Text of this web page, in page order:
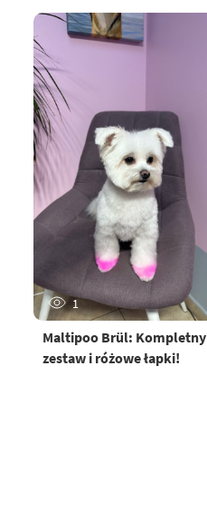
1
Maltipoo Brül: Kompletny
zestaw i różowe łapki!